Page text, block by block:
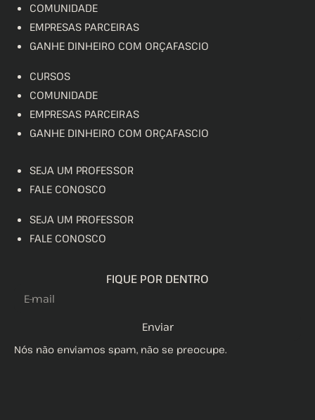
COMUNIDADE
EMPRESAS PARCEIRAS
GANHE DINHEIRO COM ORÇAFASCIO
CURSOS
COMUNIDADE
EMPRESAS PARCEIRAS
GANHE DINHEIRO COM ORÇAFASCIO
SEJA UM PROFESSOR
FALE CONOSCO
SEJA UM PROFESSOR
FALE CONOSCO
FIQUE POR DENTRO
Enviar
Nós não enviamos spam, não se preocupe.